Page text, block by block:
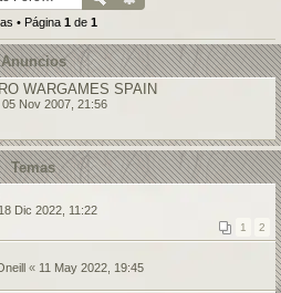
• Página 1de 1
Anuncios
WARGAMES SPAIN
05 Nov 2007, 21:56
Temas
18 Dic 2022, 11:22
1 2
« 11 May 2022, 19:45